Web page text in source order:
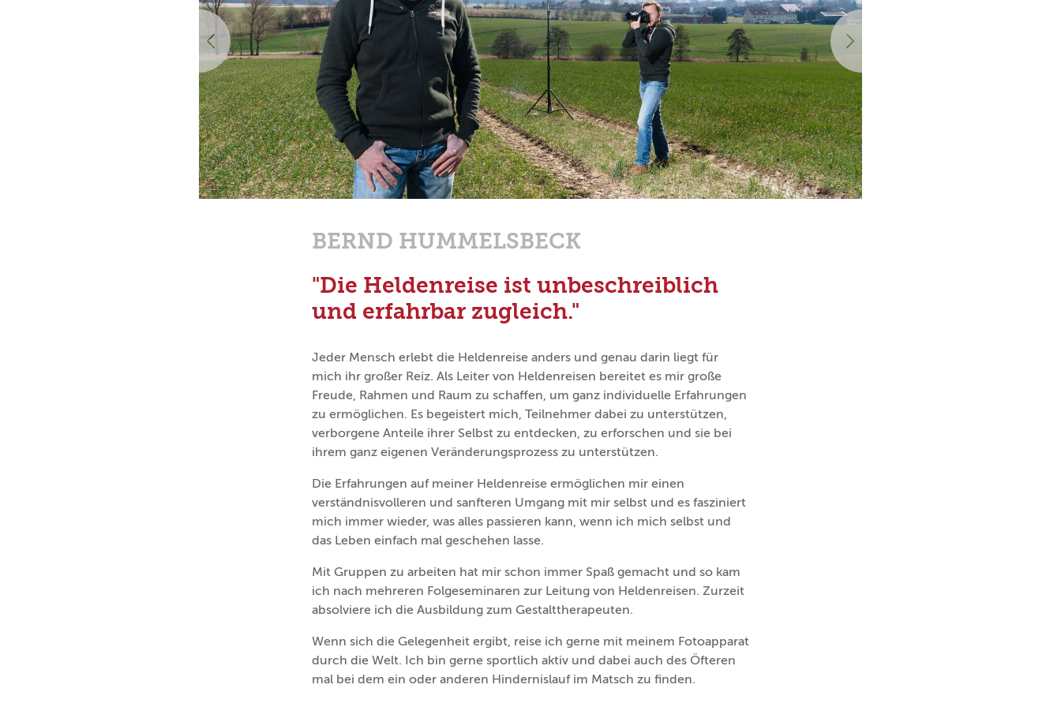
Vorherige
BERND HUMMELSBECK
"Die Heldenreise ist unbeschreiblich
und erfahrbar zugleich."
Jeder Mensch erlebt die Heldenreise anders und genau darin liegt für
mich ihr großer Reiz. Als Leiter von Heldenreisen bereitet es mir große
Freude, Rahmen und Raum zu schaffen, um ganz individuelle Erfahrungen
zu ermöglichen. Es begeistert mich, Teilnehmer dabei zu unterstützen,
verborgene Anteile ihrer Selbst zu entdecken, zu erforschen und sie bei
ihrem ganz eigenen Veränderungsprozess zu unterstützen.
Die Erfahrungen auf meiner Heldenreise ermöglichen mir einen
verständnisvolleren und sanfteren Umgang mit mir selbst und es fasziniert
mich immer wieder, was alles passieren kann, wenn ich mich selbst und
das Leben einfach mal geschehen lasse.
Mit Gruppen zu arbeiten hat mir schon immer Spaß gemacht und so kam
ich nach mehreren Folgeseminaren zur Leitung von Heldenreisen. Zurzeit
absolviere ich die Ausbildung zum Gestalttherapeuten.
Wenn sich die Gelegenheit ergibt, reise ich gerne mit meinem Fotoapparat
durch die Welt. Ich bin gerne sportlich aktiv und dabei auch des Öfteren
mal bei dem ein oder anderen Hindernislauf im Matsch zu finden.